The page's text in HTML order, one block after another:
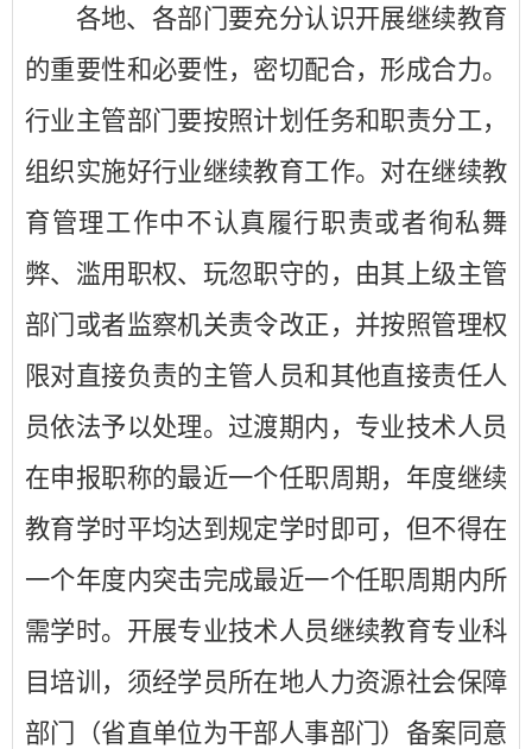
各地、各部门要充分认识开展继续教育
的重要性和必要性，密切配合，形成合力。
行业主管部门要按照计划任务和职责分工，
组织实施好行业继续教育工作。对在继续教
育管理工作中不认真履行职责或者徇私舞
弊、滥用职权、玩忽职守的，由其上级主管
部门或者监察机关责令改正，并按照管理权
限对直接负责的主管人员和其他直接责任人
员依法予以处理。过渡期内，专业技术人员
在申报职称的最近一个任职周期，年度继续
教育学时平均达到规定学时即可，但不得在
一个年度内突击完成最近一个任职周期内所
需学时。开展专业技术人员继续教育专业科
目培训，须经学员所在地人力资源社会保障
部门（省直单位为干部人事部门）备案同意